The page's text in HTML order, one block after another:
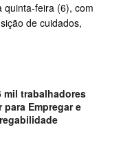
quinta-feira (6), com
de cuidados,
mil trabalhadores
Empregar e